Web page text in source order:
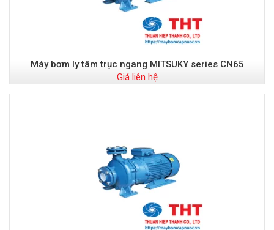
Máy bơm ly tâm trục ngang MITSUKY series CN65
Giá liên hệ